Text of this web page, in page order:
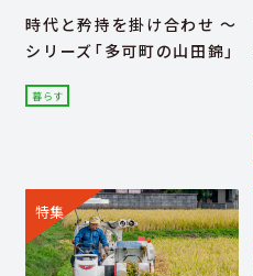
時代と矜持を掛け合わせ ～
シリーズ「多可町の山田錦」
暮らす
特集